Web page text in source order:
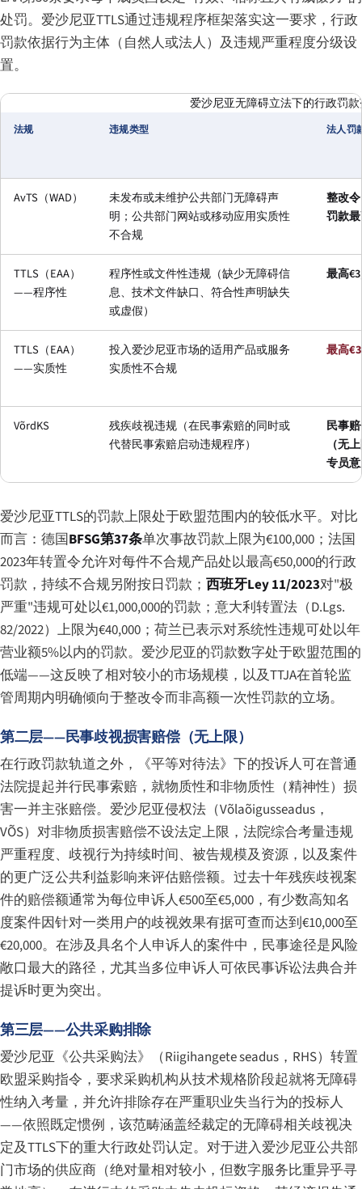
处罚。爱沙尼亚TTLS通过违规程序框架落实这一要求，行政
罚款依据行为主体（自然人或法人）及违规严重程度分级设
置。
爱沙尼亚无障碍立法下的行政罚
法规 违规类型 法人罚
AvTS（WAD）
未发布或未维护公共部门无障碍声
明；公共部门网站或移动应用实质性
不合规
整改
罚款
TTLS（EAA）
——程序性
程序性或文件性违规（缺少无障碍信
息、技术文件缺口、符合性声明缺失
或虚假）
最高
TTLS（EAA）
——实质性
投入爱沙尼亚市场的适用产品或服务
实质性不合规
最高
VõrdKS
残疾歧视违规（在民事索赔的同时或
代替民事索赔启动违规程序）
民事
（无
专员
爱沙尼亚TTLS的罚款上限处于欧盟范围内的较低水平。对比
而言：德国BFSG第37条单次事故罚款上限为€100,000；法国
2023年转置令允许对每件不合规产品处以最高€50,000的行政
罚款，持续不合规另附按日罚款； 西班牙Ley 11/2023对"极
严重"违规可处以€1,000,000的罚款；意大利转置法（D.Lgs.
82/2022）上限为€40,000；荷兰已表示对系统性违规可处以年
营业额5%以内的罚款。爱沙尼亚的罚款数字处于欧盟范围的
低端——这反映了相对较小的市场规模，以及TTJA在首轮监
管周期内明确倾向于整改令而非高额一次性罚款的立场。
第二层——民事歧视损害赔偿（无上限）
在行政罚款轨道之外，《平等对待法》下的投诉人可在普通
法院提起并行民事索赔，就物质性和非物质性（精神性）损
害一并主张赔偿。爱沙尼亚侵权法（Võlaõigusseadus ，
VÕS）对非物质损害赔偿不设法定上限，法院综合考量违规
严重程度、歧视行为持续时间、被告规模及资源，以及案件
的更广泛公共利益影响来评估赔偿额。过去十年残疾歧视案
件的赔偿额通常为每位申诉人€500至€5,000，有少数高知名
度案件因针对一类用户的歧视效果有据可查而达到€10,000至
€20,000。在涉及具名个人申诉人的案件中，民事途径是风险
敞口最大的路径，尤其当多位申诉人可依民事诉讼法典合并
提诉时更为突出。
第三层——公共采购排除
爱沙尼亚《公共采购法》（Riigihangete seadus ，RHS）转置
欧盟采购指令，要求采购机构从技术规格阶段起就将无障碍
性纳入考量，并允许排除存在严重职业失当行为的投标人
——依照既定惯例，该范畴涵盖经裁定的无障碍相关歧视决
定及TTLS下的重大行政处罚认定。对于进入爱沙尼亚公共部
门市场的供应商（绝对量相对较小，但数字服务比重异乎寻